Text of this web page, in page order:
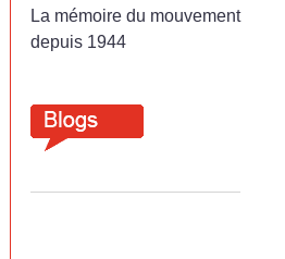
La mémoire du mouvement
depuis 1944